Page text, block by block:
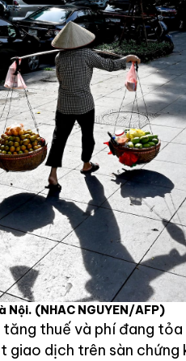
Nội. (NHAC NGUYEN/AFP)
thuế và phí đang
giao dịch trên sàn